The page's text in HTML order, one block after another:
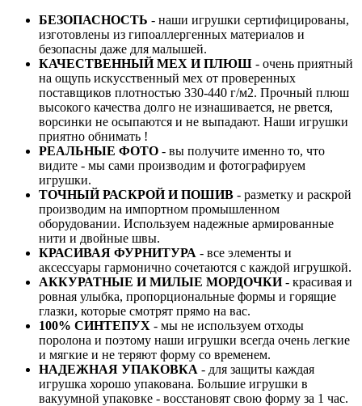
БЕЗОПАСНОСТЬ - наши игрушки сертифицированы,
изготовлены из гипоаллергенных материалов и
безопасны даже для малышей.
КАЧЕСТВЕННЫЙ МЕХ И ПЛЮШ - очень приятный
на ощупь искусственный мех от проверенных
поставщиков плотностью 330-440 г/м2. Прочный плюш
высокого качества долго не изнашивается, не рвется,
ворсинки не осыпаются и не выпадают. Наши игрушки
приятно обнимать !
РЕАЛЬНЫЕ ФОТО - вы получите именно то, что
видите - мы сами производим и фотографируем
игрушки.
ТОЧНЫЙ РАСКРОЙ И ПОШИВ - разметку и раскрой
производим на импортном промышленном
оборудовании. Используем надежные армированные
нити и двойные швы.
КРАСИВАЯ ФУРНИТУРА - все элементы и
аксессуары гармонично сочетаются с каждой игрушкой.
АККУРАТНЫЕ И МИЛЫЕ МОРДОЧКИ- красивая и
ровная улыбка, пропорциональные формы и горящие
глазки, которые смотрят прямо на вас.
100% СИНТЕПУХ - мы не используем отходы
поролона и поэтому наши игрушки всегда очень легкие
и мягкие и не теряют форму со временем.
НАДЕЖНАЯ УПАКОВКА - для защиты каждая
игрушка хорошо упакована. Большие игрушки в
вакуумной упаковке - восстановят свою форму за 1 час.